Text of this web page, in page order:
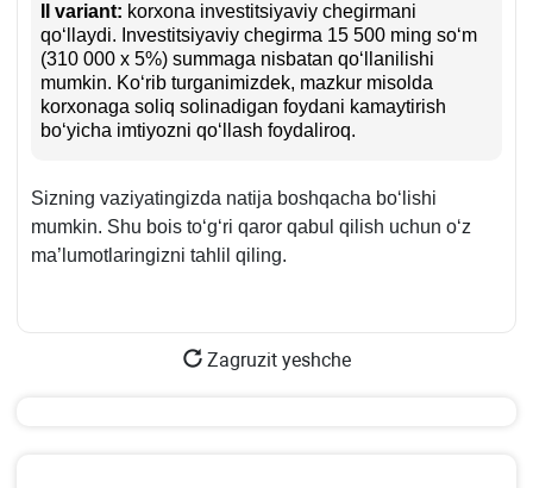
II variant: korхona investitsiyaviy chegirmani
qoʻllaydi. Investitsiyaviy chegirma 15 500 ming soʻm
(310 000 х 5%) summaga nisbatan qoʻllanilishi
mumkin. Koʻrib turganimizdek, mazkur misolda
korхonaga soliq solinadigan foydani kamaytirish
boʻyicha imtiyozni qoʻllash foydaliroq.
Sizning vaziyatingizda natija boshqacha boʻlishi
mumkin. Shu bois toʻgʻri qaror qabul qilish uchun oʻz
ma’lumotlaringizni tahlil qiling.
Zagruzit yeshche